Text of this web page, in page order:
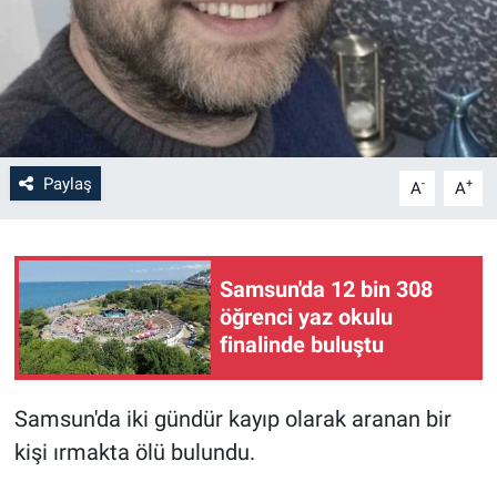
Paylaş A- A+
Samsun'da 12 bin 308
öğrenci yaz okulu
finalinde buluştu
Samsun'da iki gündür kayıp olarak aranan bir
kişi ırmakta ölü bulundu.